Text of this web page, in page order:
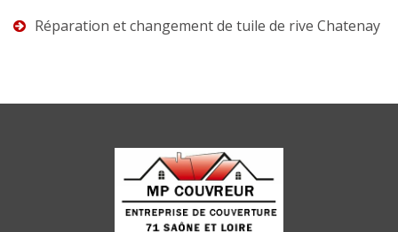
Réparation et changement de tuile de rive Chatenay